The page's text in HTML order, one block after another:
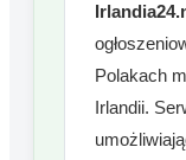
Polakach
Irlandii.